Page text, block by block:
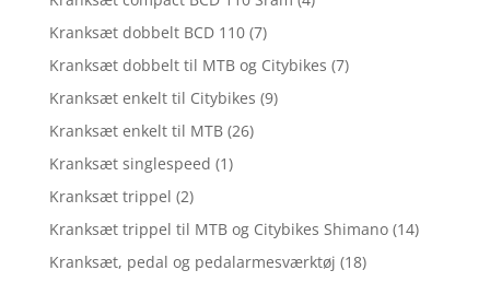
Kranksæt dobbelt BCD 110 (7)
Kranksæt dobbelt til MTB og Citybikes (7)
Kranksæt enkelt til Citybikes (9)
Kranksæt enkelt til MTB (26)
Kranksæt singlespeed (1)
Kranksæt trippel (2)
Kranksæt trippel til MTB og Citybikes Shimano (14)
Kranksæt, pedal og pedalarmesværktøj (18)